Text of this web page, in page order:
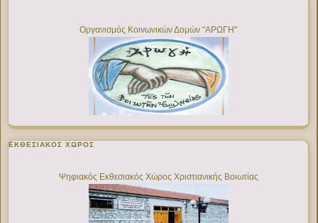
Οργανισμός Κοινωνικών Δομών "ΑΡΩΓΗ"
ΕΚΘΕΣΙΑΚΌΣ ΧΏΡΟΣ
Ψηφιακός Εκθεσιακός Χώρος Χριστιανικής Βοιωτίας